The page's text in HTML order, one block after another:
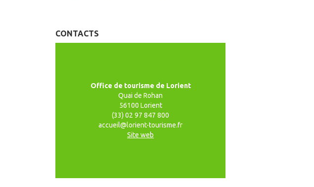
CONTACTS
Office de tourisme de Lorient
Quai de Rohan
56100 Lorient
(33) 02 97 847 800
accueil@lorient-tourisme.fr
Site web